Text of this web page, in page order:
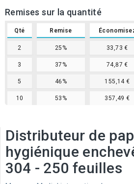
Remises sur la quantité
Qté Remise
2 25% 33,73 €
3 37% 74,87 €
5 46% 155,14 €
10 53% 357,49 €
Distributeur de
hygiénique
304 - 250 feuilles